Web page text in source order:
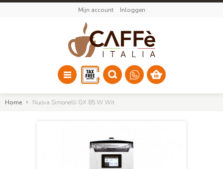
Mijn account Inloggen
Home Nuova Simonelli GX 85 W Wit